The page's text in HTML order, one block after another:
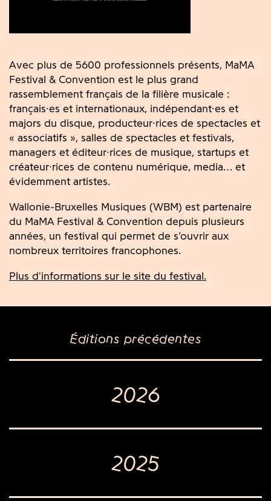
Avec plus de 5600 professionnels présents, MaMA
Festival & Convention est le plus grand
rassemblement français de la filière musicale :
français·es et internationaux, indépendant·es et
majors du disque, producteur·rices de spectacles et
« associatifs », salles de spectacles et festivals,
managers et éditeur·rices de musique, startups et
créateur·rices de contenu numérique, media… et
évidemment artistes.
Wallonie-Bruxelles Musiques (WBM) est partenaire
du MaMA Festival & Convention depuis plusieurs
années, un festival qui permet de s’ouvrir aux
nombreux territoires francophones.
Plus d'informations sur le site du festival.
Éditions précédentes
2026
2025